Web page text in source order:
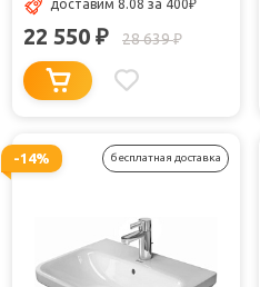
доставим 8.08 за 400₽
22 550 ₽ 28 639₽
-14% бесплатная доставка